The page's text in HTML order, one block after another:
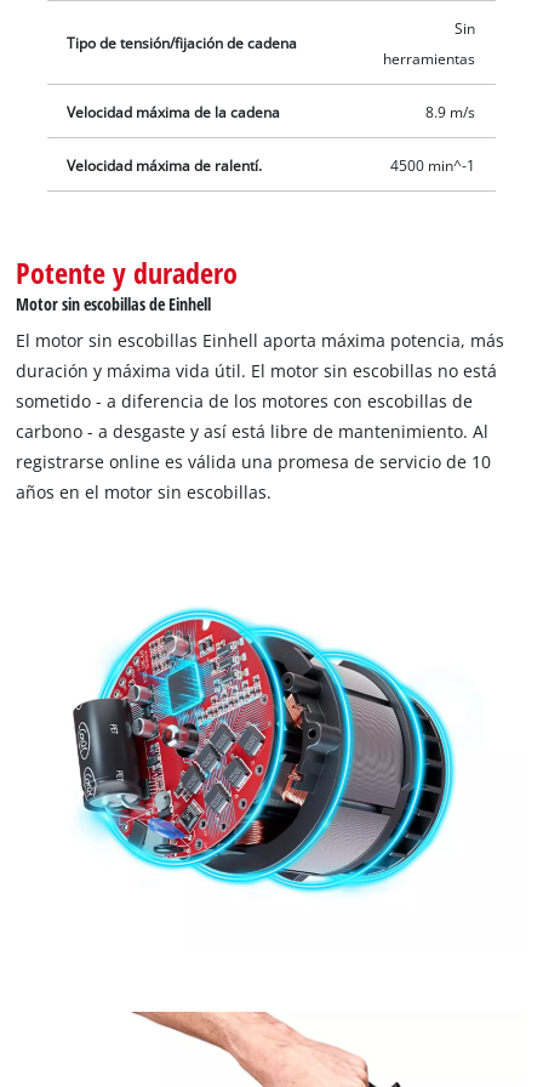
Tipo de tensión/fijación de cadena
Sin
herramientas
Velocidad máxima de la cadena 8.9 m/s
Velocidad máxima de ralentí. 4500 min^-1
Potente y duradero
Motor sin escobillas de Einhell
El motor sin escobillas Einhell aporta máxima potencia, más
duración y máxima vida útil. El motor sin escobillas no está
sometido - a diferencia de los motores con escobillas de
carbono - a desgaste y así está libre de mantenimiento. Al
registrarse online es válida una promesa de servicio de 10
años en el motor sin escobillas.